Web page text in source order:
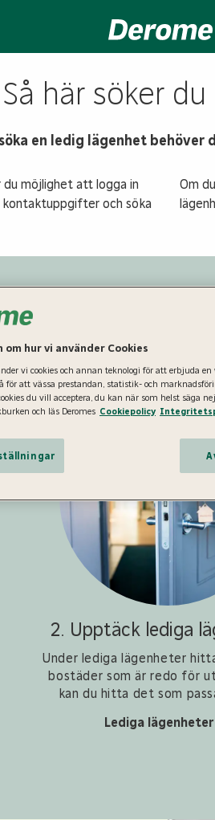
Så här söker
en ledig lägenhet
du möjlighet att logga in
kontaktuppgifter och söka
Om
steg till
2. Upptäck lediga
Under lediga lägenheter
bostäder som är redo för
kan du hitta det som
Lediga lägenheter
hur vi använder Cookies
vi cookies och annan teknologi för att erbjuda
för att vässa prestandan, statistik- och
du vill acceptera, du kan när som helst säga
och läs Deromes Cookiepolicy